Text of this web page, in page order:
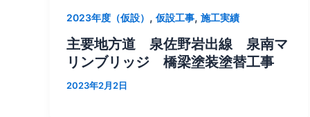
2023年度（仮設） , 仮設工事, 施工実績
主要地方道 泉佐野岩出線 泉南マ
リンブリッジ 橋梁塗装塗替工事
2023年2月2日